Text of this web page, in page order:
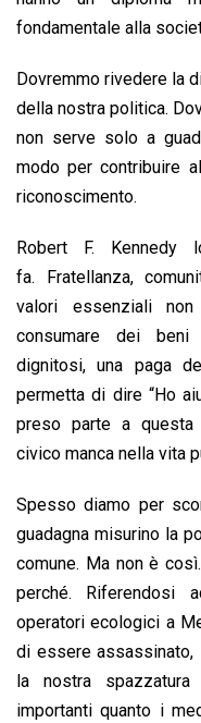
fondamentale alla
Dovremmo rivedere la
della nostra politica.
non serve solo a
modo per contribuire
riconoscimento.
Robert F.
fa. Fratellanza,
valori essenziali
consumare dei beni
dignitosi, una paga
permetta di dire “Ho
preso parte a questa
civico manca nella vita
Spesso diamo per
guadagna misurino la
comune. Ma non è
perché. Riferendosi
operatori ecologici a
di essere assassinato,
la nostra
importanti quanto i